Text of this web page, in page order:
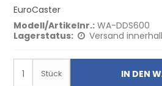
EuroCaster
Modell/Artikelnr.: WA-DDS600
Lagerstatus:
Versand
Stück IN DEN